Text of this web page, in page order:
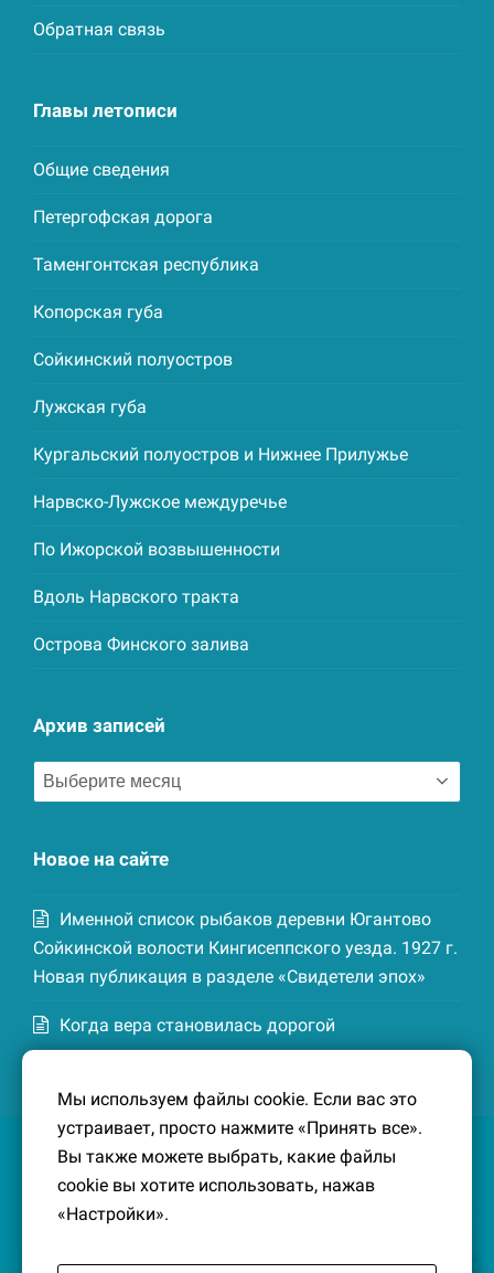
Обратная связь
Главы летописи
Общие сведения
Петергофская дорога
Таменгонтская республика
Копорская губа
Сойкинский полуостров
Лужская губа
Кургальский полуостров и Нижнее Прилужье
Нарвско-Лужское междуречье
По Ижорской возвышенности
Вдоль Нарвского тракта
Острова Финского залива
Архив записей
Архив
записей
Новое на сайте
Именной список рыбаков деревни Югантово
Сойкинской волости Кингисеппского уезда. 1927 г.
Новая публикация в разделе «Свидетели эпох»
Когда вера становилась дорогой
Котельской волости Кингисеппского уезда. 1926-
27 гг. Новая публикация в разделе «Свидетели
эпох»
Мы используем файлы cookie. Если вас это
устраивает, просто нажмите «Принять все».
Вы также можете выбрать, какие файлы
cookie вы хотите использовать, нажав
«Настройки».